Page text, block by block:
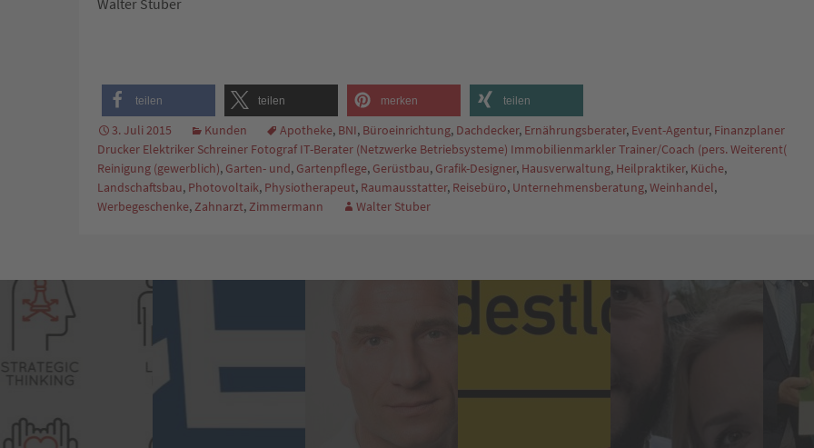
Walter Stuber
teilen teilen merken teilen
3. Juli 2015 Kunden Apotheke, BNI, Büroeinrichtung, Dachdecker, Ernährungsberater, Event-Agentur, Finanzplaner
Drucker Elektriker Schreiner Fotograf IT-Berater (Netzwerke Betriebsysteme) Immobilienmarkler Trainer/Coach (pers. Weiterent(
Reinigung (gewerblich), Garten- und, Gartenpflege, Gerüstbau, Grafik-Designer, Hausverwaltung, Heilpraktiker, Küche,
Landschaftsbau, Photovoltaik, Physiotherapeut, Raumausstatter, Reisebüro, Unternehmensberatung,Weinhandel,
Werbegeschenke,Zahnarzt,Zimmermann Walter Stuber